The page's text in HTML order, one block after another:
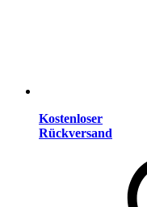
Kostenloser
Rückversand